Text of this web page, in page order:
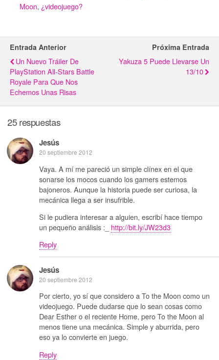
Moon, ¿videojuego?
Entrada Anterior
Un Nuevo Tráiler De
PlayStation All-Stars Battle
Royale Para Que Nos
Echemos Unas Risas
Próxima Entrada
Yakuza 5 Puede Llevarse Un
13/10
25 respuestas
Jesús
20 septiembre 2012
Vaya. A mí me pareció un simple clínex en el que
sonarse los mocos cuando los gamers estemos
bajoneros. Aunque la historia puede ser curiosa, la
mecánica llega a ser insufrible.
Si le pudiera interesar a alguien, escribí hace tiempo
un pequeño análisis :_ http://bit.ly/JW23d3
Reply
Jesús
20 septiembre 2012
Por cierto, yo sí que considero a To the Moon como un
videojuego. Puede dudarse que lo sean cosas como
Dear Esther o el reciente Home, pero To the Moon al
menos tiene una mecánica. Simple y aburrida, pero
eso ya lo convierte en juego.
Reply